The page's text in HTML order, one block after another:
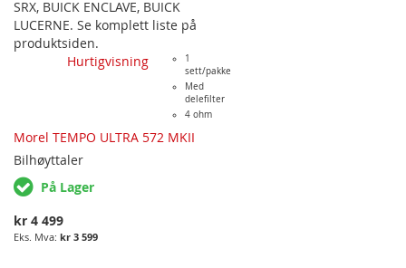
SRX, BUICK ENCLAVE, BUICK
LUCERNE. Se komplett liste på
produktsiden.
Hurtigvisning
1
sett/pakke
Med
delefilter
4 ohm
Morel TEMPO ULTRA 572 MKII
Bilhøyttaler
På Lager
kr 4 499
kr 3 599